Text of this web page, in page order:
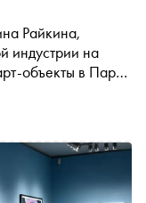
Райкина,
индустрии на
объекты в Парке